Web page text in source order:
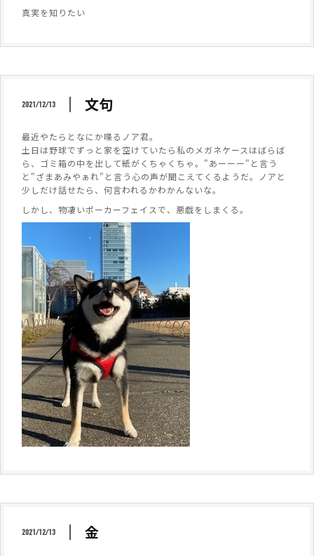
真実を知りたい
2021/12/13 文句
最近やたらとなにか喋るノア君。
土日は野球でずっと家を空けていたら私のメガネケースはばらば
ら、ゴミ箱の中を出して紙がくちゃくちゃ。"あーーー"と言う
と"ざまあみやぁれ"と言う心の声が聞こえてくるようだ。ノアと
少しだけ話せたら、何言われるかわかんないな。
しかし、物凄いポーカーフェイスで、悪戯をしまくる。
2021/12/13 金